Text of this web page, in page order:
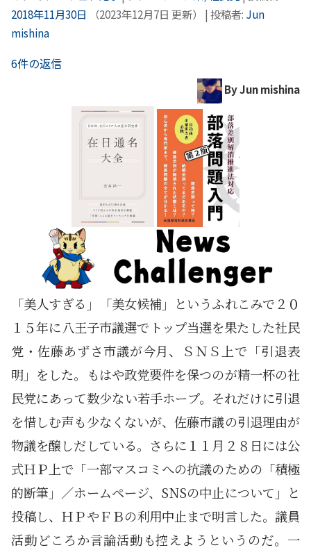
2018年11月30日
（2023年12月7日 更新） | 投稿者: Jun
mishina
6件の返信
By Jun mishina
「美人すぎる」「美女候補」というふれこみで２０
１５年に八王子市議選でトップ当選を果たした社民
党・佐藤あずさ市議が今月、ＳＮＳ上で「引退表
明」をした。もはや政党要件を保つのが精一杯の社
民党にあって数少ない若手ホープ。それだけに引退
を惜しむ声も少なくないが、佐藤市議の引退理由が
物議を醸しだしている。さらに１１月２８日には公
式ＨＰ上で「一部マスコミへの抗議のための「積極
的断筆」／ホームページ、SNSの中止について」と
投稿し、ＨＰやＦＢの利用中止まで明言した。議員
活動どころか言論活動も控えようというのだ。一